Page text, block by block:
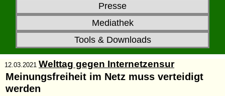
Presse
Mediathek
Tools & Downloads
12.03.2021 Welttag gegen Internetzensur
Meinungsfreiheit im Netz muss verteidigt
werden